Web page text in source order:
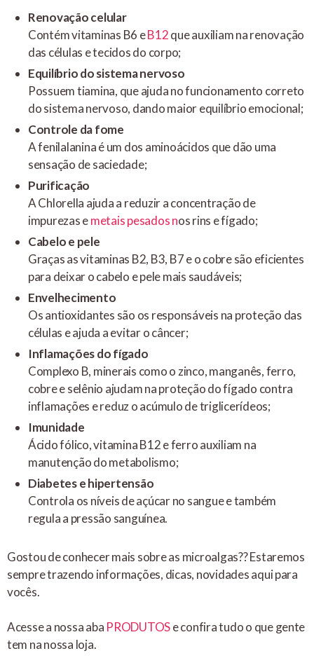
Renovação celular
Contém vitaminas B6 eB12que auxiliam na renovação
das células e tecidos do corpo;
Equilíbrio do sistema nervoso
Possuem tiamina, que ajuda no funcionamento correto
do sistema nervoso, dando maior equilíbrio emocional;
Controle da fome
A fenilalanina é um dos aminoácidos que dão uma
sensação de saciedade;
Purificação
A Chlorella ajuda a reduzir a concentração de
impurezas emetais pesados nos rins e fígado;
Cabelo e pele
Graças as vitaminas B2, B3, B7 e o cobre são eficientes
para deixar o cabelo e pele mais saudáveis;
Envelhecimento
Os antioxidantes são os responsáveis na proteção das
células e ajuda a evitar o câncer;
Inflamações do fígado
Complexo B, minerais como o zinco, manganês, ferro,
cobre e selênio ajudam na proteção do fígado contra
inflamações e reduz o acúmulo de triglicerídeos;
Imunidade
Ácido fólico, vitamina B12 e ferro auxiliam na
manutenção do metabolismo;
Diabetes e hipertensão
Controla os níveis de açúcar no sangue e também
regula a pressão sanguínea.
Gostou de conhecer mais sobre as microalgas?? Estaremos
sempre trazendo informações, dicas, novidades aqui para
vocês.
Acesse a nossa aba PRODUTOSe confira tudo o que gente
tem na nossa loja.